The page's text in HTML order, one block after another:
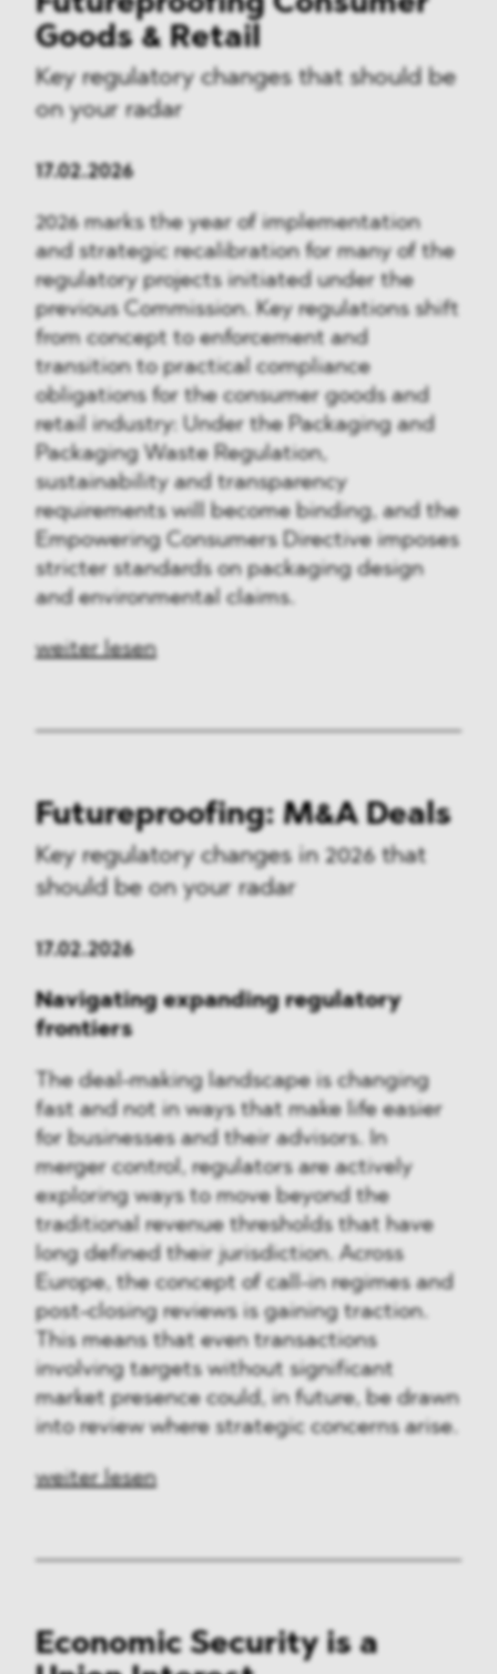
Goods & Retail
Key regulatory changes that should be
on your radar
17.02.2026
2026 marks the year of implementation
and strategic recalibration for many of the
regulatory projects initiated under the
previous Commission. Key regulations shift
from concept to enforcement and
transition to practical compliance
obligations for the consumer goods and
retail industry: Under the Packaging and
Packaging Waste Regulation,
sustainability and transparency
requirements will become binding, and the
Empowering Consumers Directive imposes
stricter standards on packaging design
and environmental claims.
weiter lesen
Futureproofing: M&A Deals
Key regulatory changes in 2026 that
should be on your radar
17.02.2026
Navigating expanding regulatory
frontiers
The deal-making landscape is changing
fast and not in ways that make life easier
for businesses and their advisors. In
merger control, regulators are actively
exploring ways to move beyond the
traditional revenue thresholds that have
long defined their jurisdiction. Across
Europe, the concept of call-in regimes and
post-closing reviews is gaining traction.
This means that even transactions
involving targets without significant
market presence could, in future, be drawn
into review where strategic concerns arise.
weiter lesen
Economic Security is a